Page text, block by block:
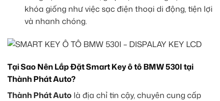
khóa giống như việc sạc điện thoại di động, tiện lợi
và nhanh chóng.
Tại Sao Nên Lắp Đặt Smart Key ô tô BMW 530I tại
Thành Phát Auto?
Thành Phát Auto là địa chỉ tin cậy, chuyên cung cấp